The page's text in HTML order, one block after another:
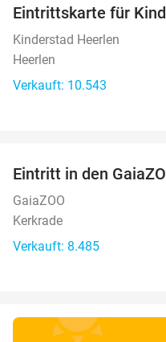
Eintrittskarte für
Kinderstad Heerlen
Heerlen
Verkauft: 10.543
Eintritt in den
GaiaZOO
Kerkrade
Verkauft: 8.485